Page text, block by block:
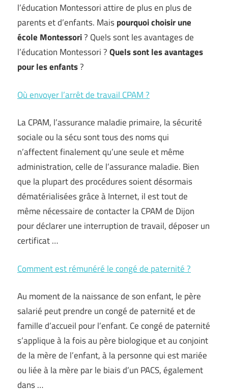
l’éducation Montessori attire de plus en plus de
parents et d’enfants. Maispourquoi choisir une
école Montessori? Quels sont les avantages de
l’éducation Montessori ?Quels sont les avantages
pour les enfants?
Où envoyer l’arrêt de travail CPAM ?
La CPAM, l’assurance maladie primaire, la sécurité
sociale ou la sécu sont tous des noms qui
n’affectent finalement qu’une seule et même
administration, celle de l’assurance maladie. Bien
que la plupart des procédures soient désormais
dématérialisées grâce à Internet, il est tout de
même nécessaire de contacter la CPAM de Dijon
pour déclarer une interruption de travail, déposer un
certificat …
Comment est rémunéré le congé de paternité ?
Au moment de la naissance de son enfant, le père
salarié peut prendre un congé de paternité et de
famille d’accueil pour l’enfant. Ce congé de paternité
s’applique à la fois au père biologique et au conjoint
de la mère de l’enfant, à la personne qui est mariée
ou liée à la mère par le biais d’un PACS, également
dans …